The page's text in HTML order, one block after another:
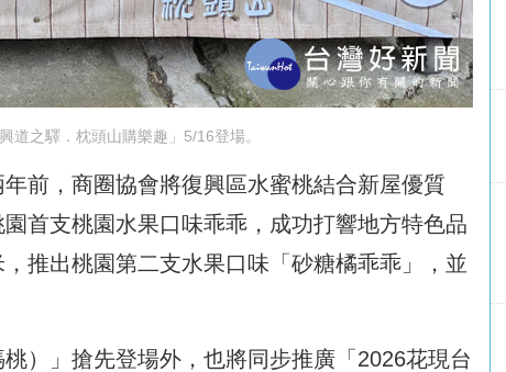
道之驛．枕頭山購樂趣」5/16登場。
前，商圈協會將復興區水蜜桃結合新屋優質
首支桃園水果口味乖乖，成功打響地方特色品
推出桃園第二支水果口味「砂糖橘乖乖」，並
）」搶先登場外，也將同步推廣「2026花現台